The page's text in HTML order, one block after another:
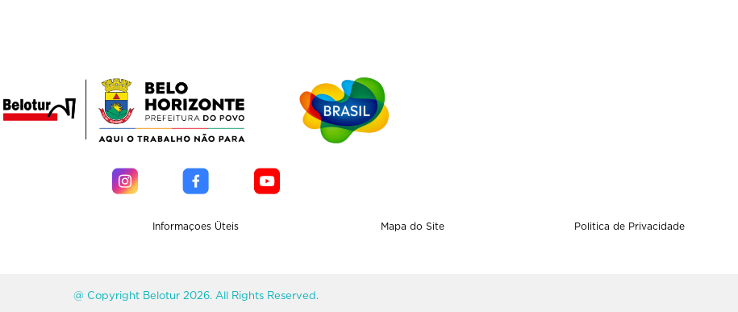
Informaçoes Üteis Mapa do Site Politica de Privacidade
@ Copyright Belotur 2026. All Rights Reserved.